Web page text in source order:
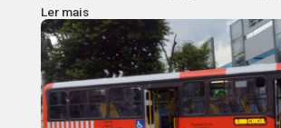
Ler mais